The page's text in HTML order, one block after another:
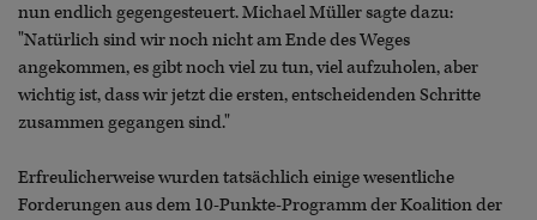
nun endlich gegengesteuert. Michael Müller sagte dazu:
"Natürlich sind wir noch nicht am Ende des Weges
angekommen, es gibt noch viel zu tun, viel aufzuholen, aber
wichtig ist, dass wir jetzt die ersten, entscheidenden Schritte
zusammen gegangen sind."
Erfreulicherweise wurden tatsächlich einige wesentliche
Forderungen aus dem 10-Punkte-Programm der Koalition der